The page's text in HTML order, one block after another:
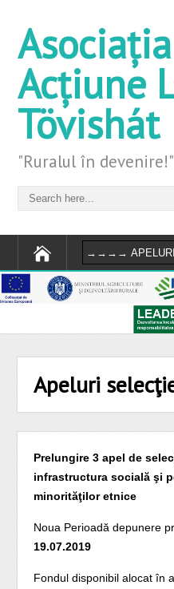
Acțiune
Tövishát
"Ruralul în devenire!"
Apeluri
Prelungire 3 apel de
infrastructura socială şi
minorităţilor etnice
Noua Perioadă depunere
19.07.2019
Fondul disponibil alocat în